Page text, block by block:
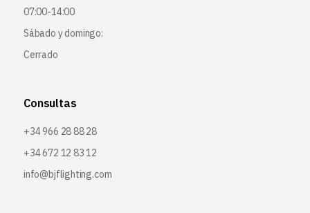
07:00-14:00
Sábado y domingo:
Cerrado
Consultas
+34 966 28 88 28
+34 672 12 83 12
info@bjflighting.com